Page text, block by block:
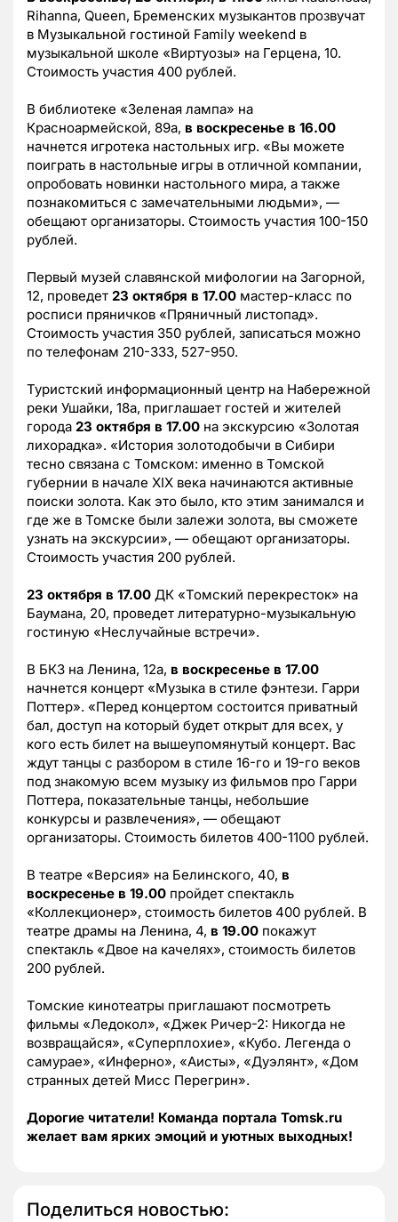
Rihanna, Queen, Бременских музыкантов прозвучат
в Музыкальной гостиной Family weekend в
музыкальной школе «Виртуозы» на Герцена, 10.
Стоимость участия 400 рублей.
В библиотеке «Зеленая лампа» на
Красноармейской, 89а, в воскресенье в 16.00
начнется игротека настольных игр. «Вы можете
поиграть в настольные игры в отличной компании,
опробовать новинки настольного мира, а также
познакомиться с замечательными людьми», —
обещают организаторы. Стоимость участия 100-150
рублей.
Первый музей славянской мифологии на Загорной,
12, проведет 23 октября в 17.00 мастер-класс по
росписи пряничков «Пряничный листопад».
Стоимость участия 350 рублей, записаться можно
по телефонам 210-333, 527-950.
Туристский информационный центр на Набережной
реки Ушайки, 18а, приглашает гостей и жителей
города 23 октября в 17.00 на экскурсию «Золотая
лихорадка». «История золотодобычи в Сибири
тесно связана с Томском: именно в Томской
губернии в начале XIX века начинаются активные
поиски золота. Как это было, кто этим занимался и
где же в Томске были залежи золота, вы сможете
узнать на экскурсии», — обещают организаторы.
Стоимость участия 200 рублей.
23 октября в 17.00 ДК «Томский перекресток» на
Баумана, 20, проведет литературно-музыкальную
гостиную «Неслучайные встречи».
В БКЗ на Ленина, 12а, в воскресенье в 17.00
начнется концерт «Музыка в стиле фэнтези. Гарри
Поттер». «Перед концертом состоится приватный
бал, доступ на который будет открыт для всех, у
кого есть билет на вышеупомянутый концерт. Вас
ждут танцы с разбором в стиле 16-го и 19-го веков
под знакомую всем музыку из фильмов про Гарри
Поттера, показательные танцы, небольшие
конкурсы и развлечения», — обещают
организаторы. Стоимость билетов 400-1100 рублей.
В театре «Версия» на Белинского, 40, в
воскресенье в 19.00 пройдет спектакль
«Коллекционер», стоимость билетов 400 рублей. В
театре драмы на Ленина, 4, в 19.00 покажут
спектакль «Двое на качелях», стоимость билетов
200 рублей.
Томские кинотеатры приглашают посмотреть
фильмы «Ледокол», «Джек Ричер-2: Никогда не
возвращайся», «Суперплохие», «Кубо. Легенда о
самурае», «Инферно», «Аисты», «Дуэлянт», «Дом
странных детей Мисс Перегрин».
Дорогие читатели! Команда портала Tomsk.ru
желает вам ярких эмоций и уютных выходных!
Поделиться новостью: